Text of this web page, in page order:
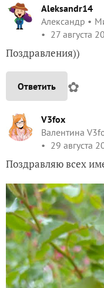
Aleksandr14
Александр
27 августа
Поздравления))
Ответить ✿
V3fox
Валентина
29 августа
Поздравляю всех